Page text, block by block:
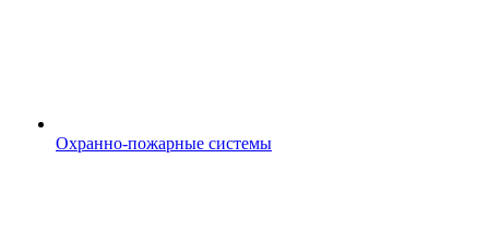
Охранно-пожарные системы